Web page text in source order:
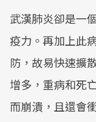
武漢肺炎卻是一
疫力。再加上此
防，故易快速擴
增多，重病和死
而崩潰，且還會